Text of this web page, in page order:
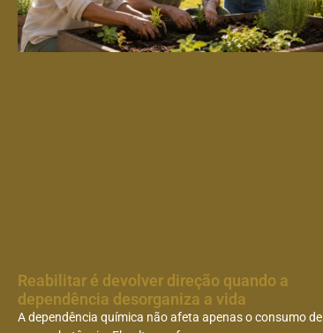
Reabilitar é devolver direção quando a
dependência desorganiza a vida
A dependência química não afeta apenas o consumo de